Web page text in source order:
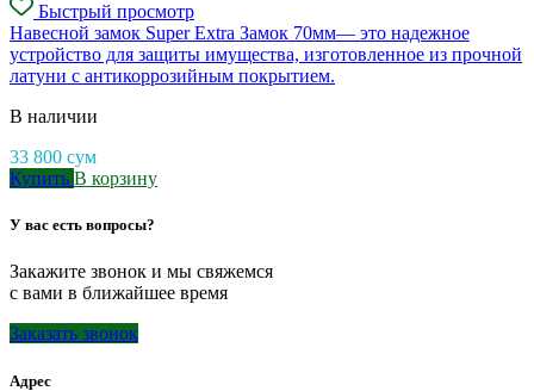
Быстрый просмотр
Навесной замок Super Extra Замок 70мм— это надежное
устройство для защиты имущества, изготовленное из прочной
латуни с антикоррозийным покрытием.
В наличии
33 800 сум
Купить В корзину
У вас есть вопросы?
Закажите звонок и мы свяжемся
с вами в ближайшее время
Заказать звонок
Адрес